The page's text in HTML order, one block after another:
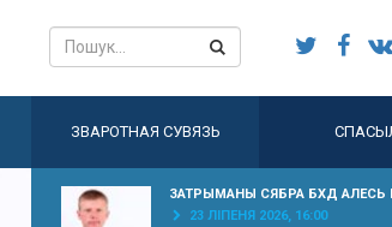
ЗВАРОТНАЯ СУВЯЗЬ
ЗАТРЫМАНЫ СЯБРА БХД
23 ЛІПЕНЯ 2026, 16:00